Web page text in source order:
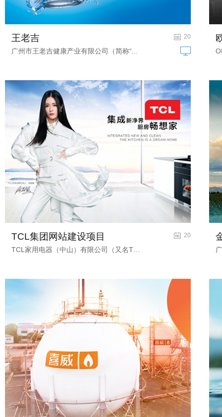
国际站网站建设
王老吉
广州市王老吉健康产业有限公司（简称“...
20
家用电器网站建设
TCL集团网站建设项目 20